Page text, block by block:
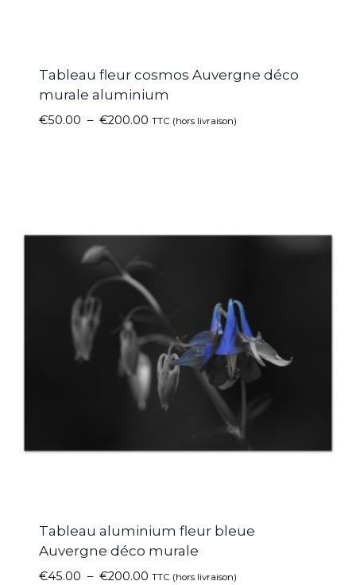
Tableau fleur cosmos Auvergne déco
murale aluminium
€50.00 – €200.00 TTC (hors livraison)
Tableau aluminium fleur bleue
Auvergne déco murale
€45.00 – €200.00 TTC (hors livraison)